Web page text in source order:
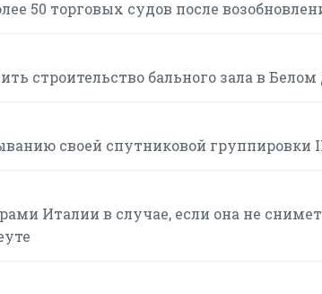
50 торговых судов после
строительство бального зала в Белом
своей спутниковой группировки
Италии в случае, если она не